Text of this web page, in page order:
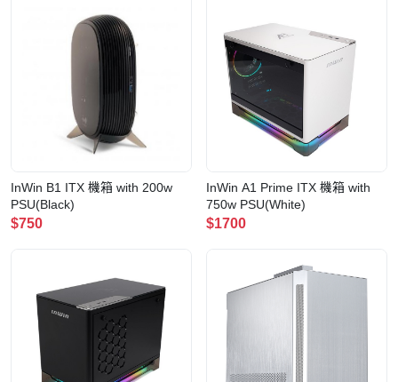
InWin B1 ITX 機箱 with 200w
PSU(Black)
$750
InWin A1 Prime ITX 機箱 with
750w PSU(White)
$1700